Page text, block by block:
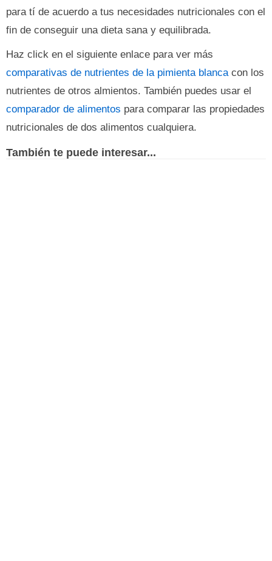
para tí de acuerdo a tus necesidades nutricionales con el
fin de conseguir una dieta sana y equilibrada.
Haz click en el siguiente enlace para ver más
comparativas de nutrientes de la pimienta blancacon los
nutrientes de otros almientos. También puedes usar el
comparador de alimentos para comparar las propiedades
nutricionales de dos alimentos cualquiera.
También te puede interesar...